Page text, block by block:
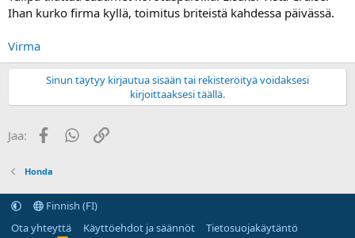
Ihan kurko firma kyllä, toimitus briteistä kahdessa päivässä.
Virma
Sinun täytyy kirjautua sisään tai rekisteröityä voidaksesi
kirjoittaaksesi täällä.
Jaa: FacebookWhatsApp
Linkki
Honda
Finnish (FI)
Ota yhteyttä
Käyttöehdot ja säännöt
Tietosuojakäytäntö